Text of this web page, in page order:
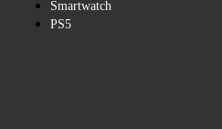
Smartwatch
PS5